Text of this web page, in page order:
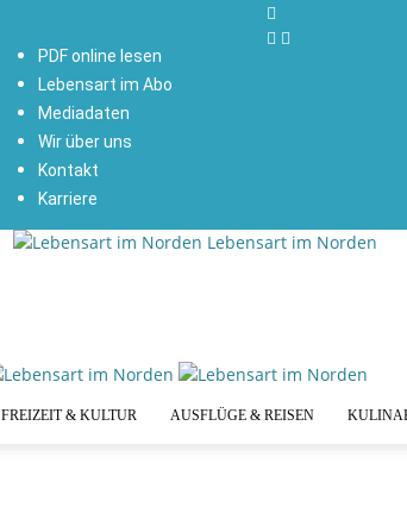
PDF online lesen
Lebensart im Abo
Mediadaten
Wir über uns
Kontakt
Karriere
Lebensart im Norden
FREIZEIT & KULTUR AUSFLÜGE & REISEN